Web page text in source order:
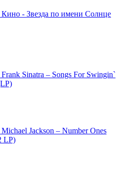
- Звезда по имени Солнце
Sinatra – Songs For Swingin`
Jackson – Number Ones
LP)